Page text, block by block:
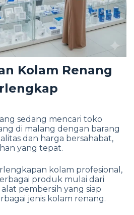
Kolam Renang
sedang mencari toko
di malang dengan barang
dan harga bersahabat,
yang tepat.
kolam profesional,
produk mulai dari
pembersih yang siap
jenis kolam renang.